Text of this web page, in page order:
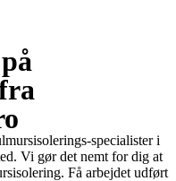
specialister i
Vi gør det nemt for dig at
Få arbejdet udført